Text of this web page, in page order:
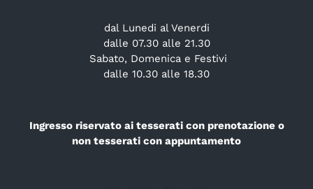
dal Lunedi al Venerdi
dalle 07.30 alle 21.30
Sabato, Domenica e Festivi
dalle 10.30 alle 18.30
Ingresso riservato ai tesserati con prenotazione o
non tesserati con appuntamento